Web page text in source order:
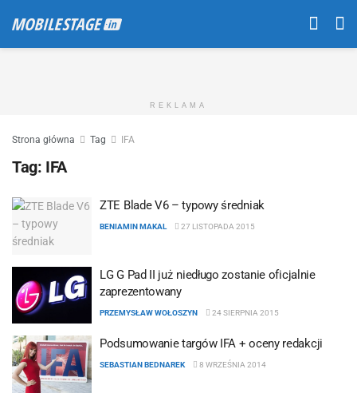
REKLAMA
Strona główna Tag IFA
Tag: IFA
ZTE Blade V6 – typowy średniak
BENIAMIN MAKAL 27 LISTOPADA 2015
LG G Pad II już niedługo zostanie oficjalnie
zaprezentowany
PRZEMYSŁAW WOŁOSZYN 24 SIERPNIA 2015
Podsumowanie targów IFA + oceny redakcji
SEBASTIAN BEDNAREK 8 WRZEŚNIA 2014